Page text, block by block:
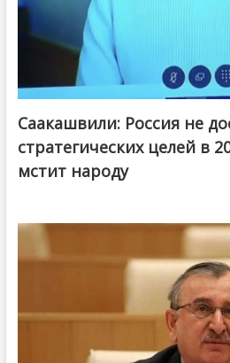
Саакашвили: Россия не
стратегических целей в
мстит народу